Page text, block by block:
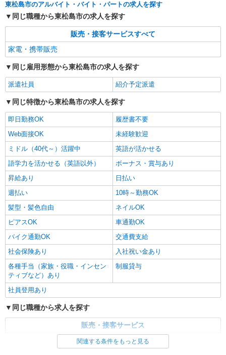
東松島市のアルバイト・バイト・パートの求人を探す
同じ職種から東松島市の求人を探す
販売・接客サービスすべて
家電・携帯販売
同じ雇用形態から東松島市の求人を探す
派遣社員 紹介予定派遣
同じ特徴から東松島市の求人を探す
即日勤務OK
履歴書不要
Web面接OK
未経験歓迎
ミドル（40代～）活躍中
英語が活かせる
語学力を活かせる（英語以外）
ボーナス・賞与あり
昇給あり
日払い
週払い
10時～勤務OK
髪型・髪色自由
ネイルOK
ピアスOK
車通勤OK
バイク通勤OK
交通費支給
社会保険あり
入社祝い金あり
各種手当（家族・役職・インセン
ティブなど）あり
制服貸与
社員登用あり
同じ職種から求人を探す
販売・接客サービス
関連する条件をもっと見る